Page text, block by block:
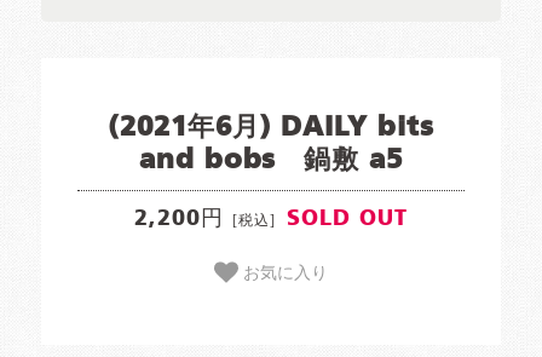
(2021年6月) DAILY bits
and bobs 鍋敷 a5
2,200円 [税込] SOLD OUT
お気に入り